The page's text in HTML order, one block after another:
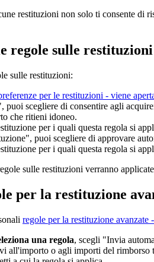
restituzioni non solo ti consente di
regole sulle restituzioni
sulle restituzioni:
per le restituzioni - viene
scegliere di consentire agli
che ritieni idoneo.
per i quali questa regola si
puoi scegliere di approvare
per i quali questa regola si
sulle restituzioni verranno
per la restituzione
regole per la restituzione avanzate
una regola, scegli "Invia
all'importo o agli importi del rimborso